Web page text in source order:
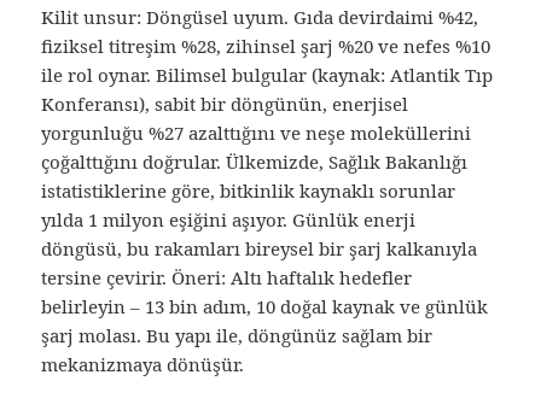
Kilit unsur: Döngüsel uyum. Gıda devirdaimi %42,
fiziksel titreşim %28, zihinsel şarj %20 ve nefes %10
ile rol oynar. Bilimsel bulgular (kaynak: Atlantik Tıp
Konferansı), sabit bir döngünün, enerjisel
yorgunluğu %27 azalttığını ve neşe moleküllerini
çoğalttığını doğrular. Ülkemizde, Sağlık Bakanlığı
istatistiklerine göre, bitkinlik kaynaklı sorunlar
yılda 1 milyon eşiğini aşıyor. Günlük enerji
döngüsü, bu rakamları bireysel bir şarj kalkanıyla
tersine çevirir. Öneri: Altı haftalık hedefler
belirleyin – 13 bin adım, 10 doğal kaynak ve günlük
şarj molası. Bu yapı ile, döngünüz sağlam bir
mekanizmaya dönüşür.